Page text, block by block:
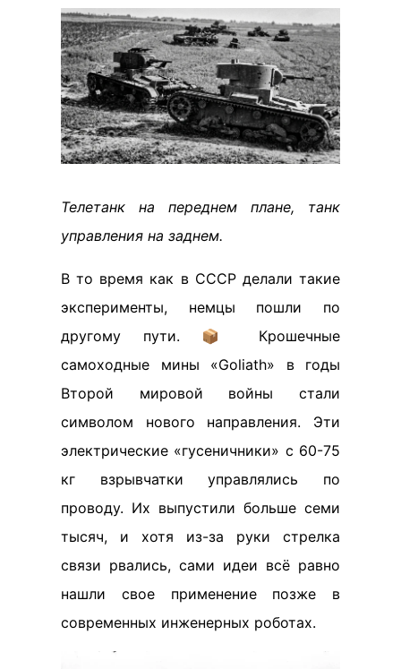
Телетанк на переднем плане, танк
управления на заднем.
В то время как в СССР делали такие
эксперименты, немцы пошли по
другому пути. 📦 Крошечные
самоходные мины «Goliath» в годы
Второй мировой войны стали
символом нового направления. Эти
электрические «гусеничники» с 60-75
кг взрывчатки управлялись по
проводу. Их выпустили больше семи
тысяч, и хотя из-за руки стрелка
связи рвались, сами идеи всё равно
нашли свое применение позже в
современных инженерных роботах.